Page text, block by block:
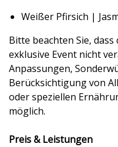
Weißer Pfirsich |
Bitte beachten Sie,
exklusive Event nicht
Anpassungen,
Berücksichtigung von
oder speziellen
möglich.
Preis & Leistungen